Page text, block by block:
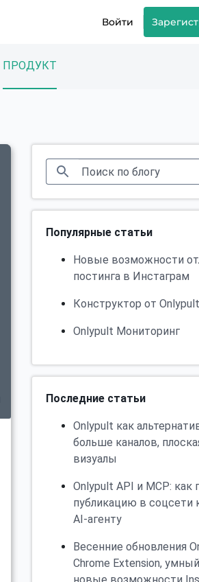
Войти
ПРОДУКТ
Популярные статьи
Новые возможности
постинга в Инстаграм
Конструктор от Onlypult
Onlypult Мониторинг
Последние статьи
Onlypult как
больше каналов,
визуалы
Onlypult API и MCP: как
публикацию в соцсети
AI-агенту
Весенние обновления
Chrome Extension,